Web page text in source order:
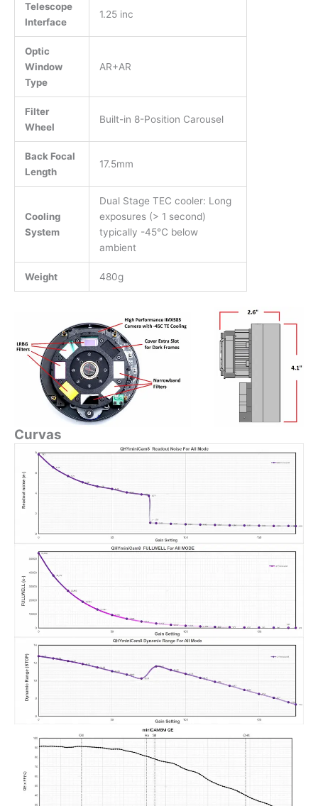
Telescope
Interface
1.25 inc
Optic
Window
Type
AR+AR
Filter
Wheel
Built-in 8-Position Carousel
Back Focal
Length
17.5mm
Cooling
System
Dual Stage TEC cooler: Long
exposures (> 1 second)
typically -45℃ below
ambient
Weight 480g
Curvas